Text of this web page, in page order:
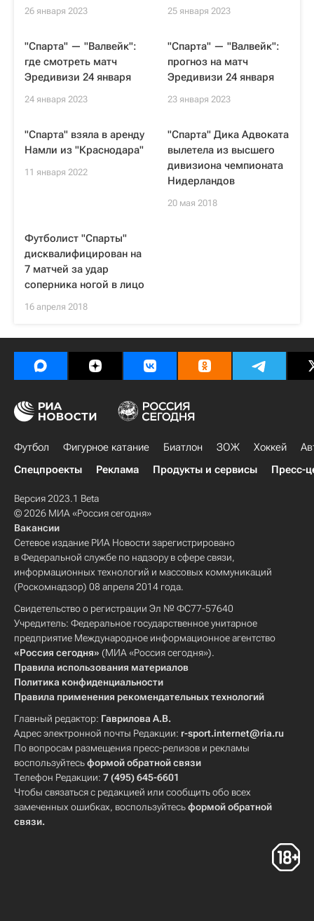
26 января 2023 25 января 2023
"Спарта" — "Валвейк":
где смотреть матч
Эредивизи 24 января
24 января 2023
"Спарта" — "Валвейк":
прогноз на матч
Эредивизи 24 января
23 января 2023
"Спарта" взяла в аренду
Намли из "Краснодара"
11 января 2022
"Спарта" Дика Адвоката
вылетела из высшего
дивизиона чемпионата
Нидерландов
20 мая 2018
Футболист "Спарты"
дисквалифицирован на
7 матчей за удар
соперника ногой в лицо
16 апреля 2018
Футбол Фигурное катание Биатлон ЗОЖ Хоккей
Спецпроекты
Реклама Продукты и сервисы Пресс-
Версия 2023.1 Beta
© 2026 МИА «Россия сегодня»
Вакансии
Сетевое издание РИА Новости зарегистрировано
в Федеральной службе по надзору в сфере связи,
информационных технологий и массовых коммуникаций
(Роскомнадзор) 08 апреля 2014 года.
Свидетельство о регистрации Эл № ФС77-57640
Учредитель: Федеральное государственное унитарное
предприятие Международное информационное агентство
«Россия сегодня» (МИА «Россия сегодня»).
Правила использования материалов
Политика конфиденциальности
Правила применения рекомендательных технологий
Главный редактор: Гаврилова А.В.
Адрес электронной почты Редакции: r-sport.internet@ria.ru
По вопросам размещения пресс-релизов и рекламы
воспользуйтесьформой обратной связи
Телефон Редакции: 7 (495) 645-6601
Чтобы связаться с редакцией или сообщить обо всех
замеченных ошибках, воспользуйтесьформой обратной
связи.